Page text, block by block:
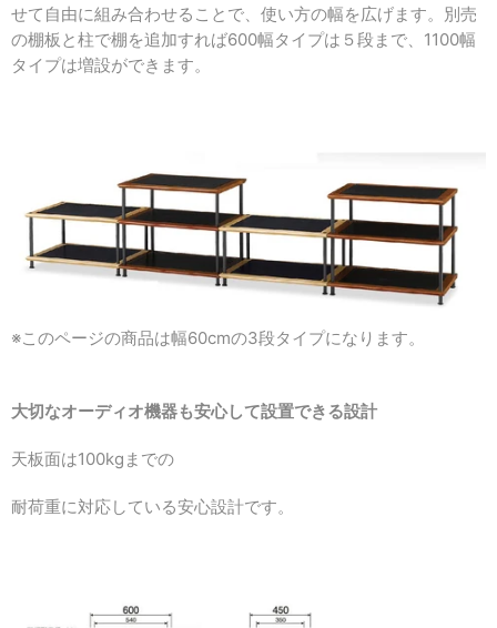
せて自由に組み合わせることで、使い方の幅を広げます。別売
の棚板と柱で棚を追加すれば600幅タイプは５段まで、1100幅
タイプは増設ができます。
※このページの商品は幅60cmの3段タイプになります。
大切なオーディオ機器も安心して設置できる設計
天板面は100kgまでの
耐荷重に対応している安心設計です。